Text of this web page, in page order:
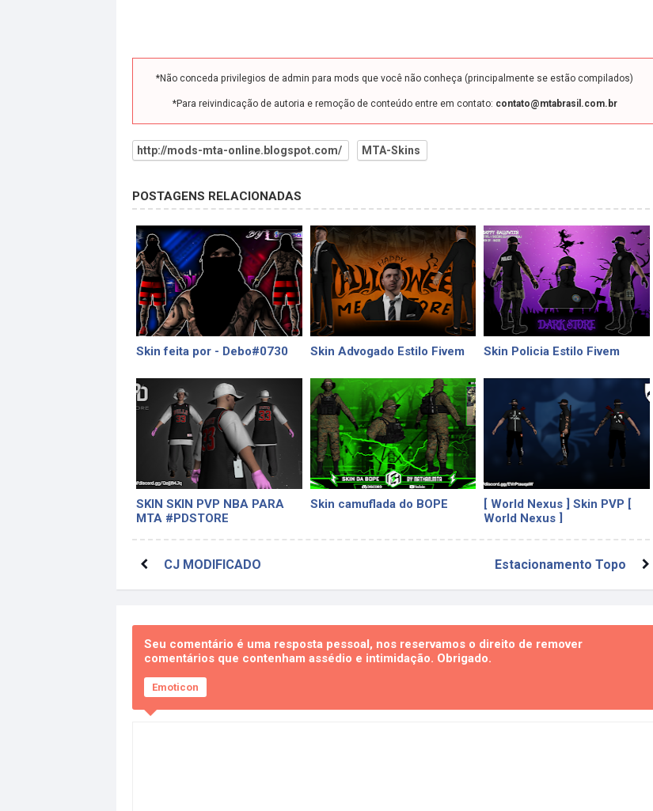
*Não conceda privilegios de admin para mods que você não conheça (principalmente se estão compilados)
*Para reivindicação de autoria e remoção de conteúdo entre em contato: contato@mtabrasil.com.br
http://mods-mta-online.blogspot.com/ MTA-Skins
POSTAGENS RELACIONADAS
Skin feita por - Debo#0730 Skin Advogado Estilo Fivem Skin Policia Estilo Fivem
SKIN SKIN PVP NBA PARA
MTA #PDSTORE
Skin camuflada do BOPE
[ World Nexus ] Skin PVP [
World Nexus ]
CJ MODIFICADO Estacionamento Topo
Seu comentário é uma resposta pessoal, nos reservamos o direito de remover
comentários que contenham assédio e intimidação. Obrigado.
Emoticon